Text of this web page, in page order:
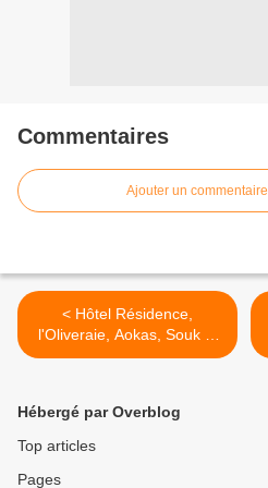
Commentaires
Ajouter un commentaire
< Hôtel Résidence,
l'Oliveraie, Aokas, Souk el
tnine, Bejaia
Hébergé par Overblog
Top articles
Pages